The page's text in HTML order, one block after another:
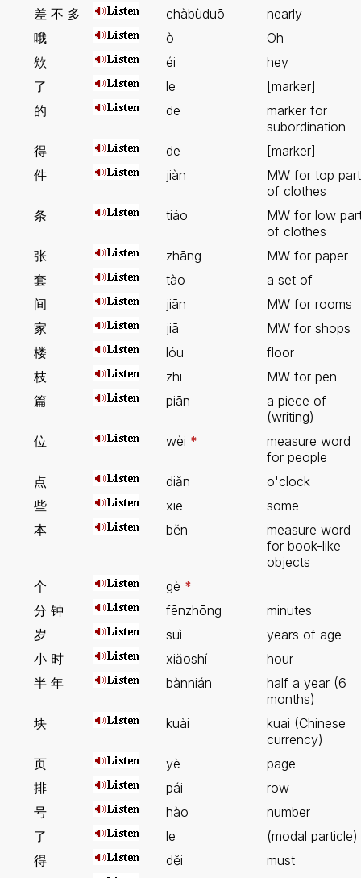
差 不 多
chàbùduō
nearly
哦
ò
Oh
欸
éi
hey
了
le
[marker]
的
de
marker for
subordination
得
de
[marker]
件
jiàn
MW for top part
of clothes
条
tiáo
MW for low
of clothes
张
zhāng
MW for paper
套
tào
a set of
间
jiān
MW for rooms
家
jiā
MW for shops
楼
lóu
floor
枝
zhī
MW for pen
篇
piān
a piece of
(writing)
位
wèi *
measure word
for people
点
diăn
o'clock
些
xiē
some
本
běn
measure word
for book-like
objects
个
gè *
分 钟
fēnzhōng
minutes
岁
suì
years of age
小 时
xiăoshí
hour
半 年
bànnián
half a year (6
months)
块
kuài
kuai (Chinese
currency)
页
yè
page
排
pái
row
号
hào
number
了
le
(modal particle)
得
dĕi
must